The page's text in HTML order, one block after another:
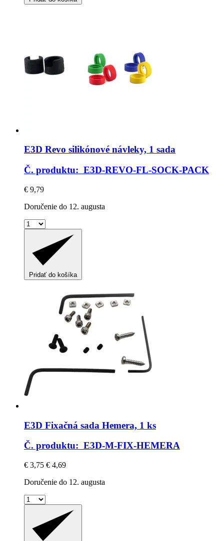
E3D Revo silikónové návleky, 1 sada
Č. produktu: E3D-REVO-FL-SOCK-PACK
€ 9,79
Doručenie do 12. augusta
Pridať do košíka
E3D Fixačná sada Hemera, 1 ks
Č. produktu: E3D-M-FIX-HEMERA
€ 3,75 € 4,69
Doručenie do 12. augusta